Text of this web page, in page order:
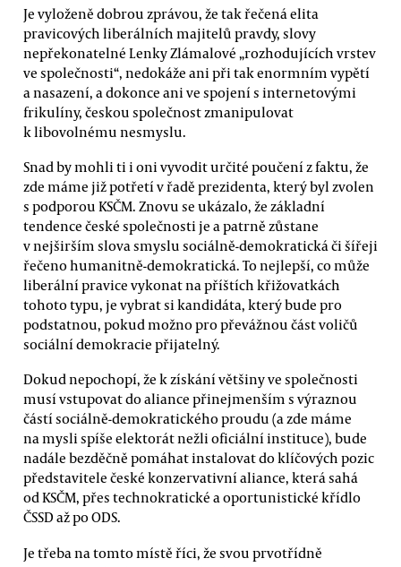
Je vyloženě dobrou zprávou, že tak řečená elita
pravicových liberálních majitelů pravdy, slovy
nepřekonatelné Lenky Zlámalové „rozhodujících vrstev
ve společnosti“, nedokáže ani při tak enormním vypětí
a nasazení, a dokonce ani ve spojení s internetovými
frikulíny, českou společnost zmanipulovat
k libovolnému nesmyslu.
Snad by mohli ti i oni vyvodit určité poučení z faktu, že
zde máme již potřetí v řadě prezidenta, který byl zvolen
s podporou KSČM. Znovu se ukázalo, že základní
tendence české společnosti je a patrně zůstane
v nejširším slova smyslu sociálně-demokratická či šířeji
řečeno humanitně-demokratická. To nejlepší, co může
liberální pravice vykonat na příštích křižovatkách
tohoto typu, je vybrat si kandidáta, který bude pro
podstatnou, pokud možno pro převážnou část voličů
sociální demokracie přijatelný.
Dokud nepochopí, že k získání většiny ve společnosti
musí vstupovat do aliance přinejmenším s výraznou
částí sociálně-demokratického proudu (a zde máme
na mysli spíše elektorát nežli oficiální instituce), bude
nadále bezděčně pomáhat instalovat do klíčových pozic
představitele české konzervativní aliance, která sahá
od KSČM, přes technokratické a oportunistické křídlo
ČSSD až po ODS.
Je třeba na tomto místě říci, že svou prvotřídně